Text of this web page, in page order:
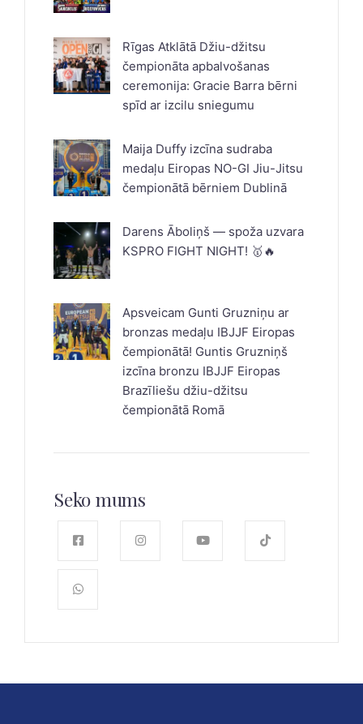
Rīgas Atklātā Džiu-džitsu
čempionāta apbalvošanas
ceremonija: Gracie Barra bērni
spīd ar izcilu sniegumu
Maija Duffy izcīna sudraba
medaļu Eiropas NO-GI Jiu-Jitsu
čempionātā bērniem Dublinā
Darens Āboliņš — spoža uzvara
KSPRO FIGHT NIGHT! 🥇🔥
Apsveicam Gunti Gruzniņu ar
bronzas medaļu IBJJF Eiropas
čempionātā! Guntis Gruzniņš
izcīna bronzu IBJJF Eiropas
Brazīliešu džiu-džitsu
čempionātā Romā
Seko mums